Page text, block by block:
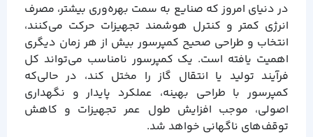
در دنیای امروز که صنایع به سمت بهره‌وری بیشتر، مصرف
انرژی کمتر و کنترل هوشمند تجهیزات حرکت می‌کنند،
انتخاب و طراحی صحیح کمپرسور بیش از هر زمان دیگری
اهمیت یافته است. یک کمپرسور نامناسب می‌تواند کل
فرآیند تولید یا انتقال گاز را مختل کند، در حالی‌که
کمپرسور با طراحی بهینه، عملکرد پایدار و نگهداری
اصولی، موجب افزایش طول عمر تجهیزات و کاهش
توقف‌های ناگهانی خواهد شد.